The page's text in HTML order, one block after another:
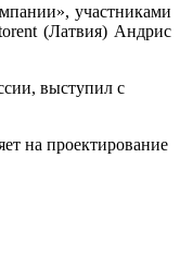
участниками
(Латвия) Андрис
выступил с
на проектирование